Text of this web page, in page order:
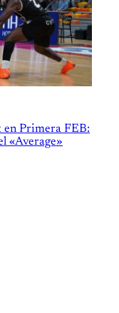
en Primera FEB:
«Average»